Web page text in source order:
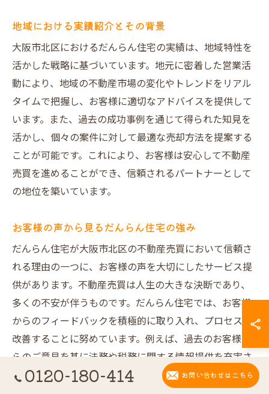
地域における実績紹介とその背景
大阪市北区におけるだんらん住宅の実績は、地域特性を
活かした戦略に基づいています。地元に密着した営業活
動により、地域の不動産市場の変化やトレンドをリアル
タイムで把握し、お客様に適切なアドバイスを提供して
います。また、過去の成功事例を通じて得られた知見を
活かし、個々の案件に対して最適な売却方法を提案する
ことが可能です。これにより、お客様は安心して不動産
売買を進めることができ、信頼されるパートナーとして
の地位を築いています。
お客様の声から見るだんらん住宅の強み
だんらん住宅が大阪市北区の不動産売買において信頼さ
れる理由の一つに、お客様の声を大切にしたサービス提
供があります。不動産売買は人生の大きな決断であり、
多くの不安が伴うものです。だんらん住宅では、お客様
からのフィードバックを積極的に取り入れ、プロセスを
改善することに努めています。例えば、過去のお客様か
らのご意見を基に法務や税務に関する情報提供を充実さ
せ、よりスムーズな取引を実現しています。これによ
0120-180-414 お問い合わせはこちら